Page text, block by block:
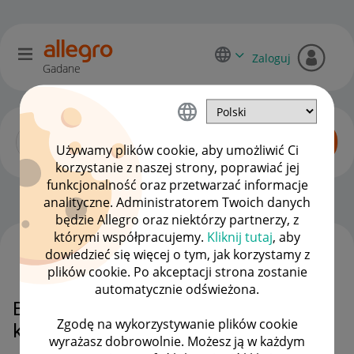
Używamy plików cookie, aby umożliwić Ci
korzystanie z naszej strony, poprawiać jej
funkcjonalność oraz przetwarzać informacje
analityczne. Administratorem Twoich danych
będzie Allegro oraz niektórzy partnerzy, z
którymi współpracujemy. Kliknij tutaj, aby
dowiedzieć się więcej o tym, jak korzystamy z
plików cookie. Po akceptacji strona zostanie
automatycznie odświeżona.
Zgodę na wykorzystywanie plików cookie
wyrażasz dobrowolnie. Możesz ją w każdym
Gadane
Zaloguj
Katalog produktów OPCJE
Błędne połączenie produktu w
katalogu
WSZYSTKIE TEMATY